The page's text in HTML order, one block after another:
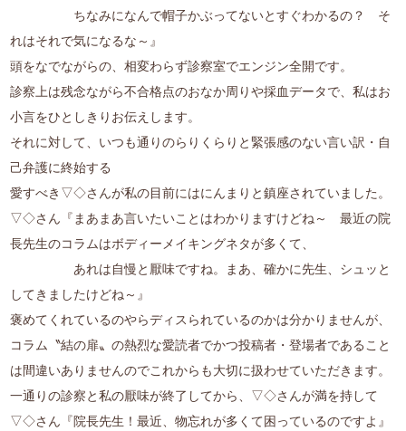
ちなみになんで帽子かぶってないとすぐわかるの？ そ
れはそれで気になるな～』
頭をなでながらの、相変わらず診察室でエンジン全開です。
診察上は残念ながら不合格点のおなか周りや採血データで、私はお
小言をひとしきりお伝えします。
それに対して、いつも通りのらりくらりと緊張感のない言い訳・自
己弁護に終始する
愛すべき▽◇さんが私の目前にはにんまりと鎮座されていました。
▽◇さん『まあまあ言いたいことはわかりますけどね～ 最近の院
長先生のコラムはボディーメイキングネタが多くて、
あれは自慢と厭味ですね。まあ、確かに先生、シュッと
してきましたけどね～』
褒めてくれているのやらディスられているのかは分かりませんが、
コラム〝結の扉〟の熱烈な愛読者でかつ投稿者・登場者であること
は間違いありませんのでこれからも大切に扱わせていただきます。
一通りの診察と私の厭味が終了してから、▽◇さんが満を持して
▽◇さん『院長先生！最近、物忘れが多くて困っているのですよ』